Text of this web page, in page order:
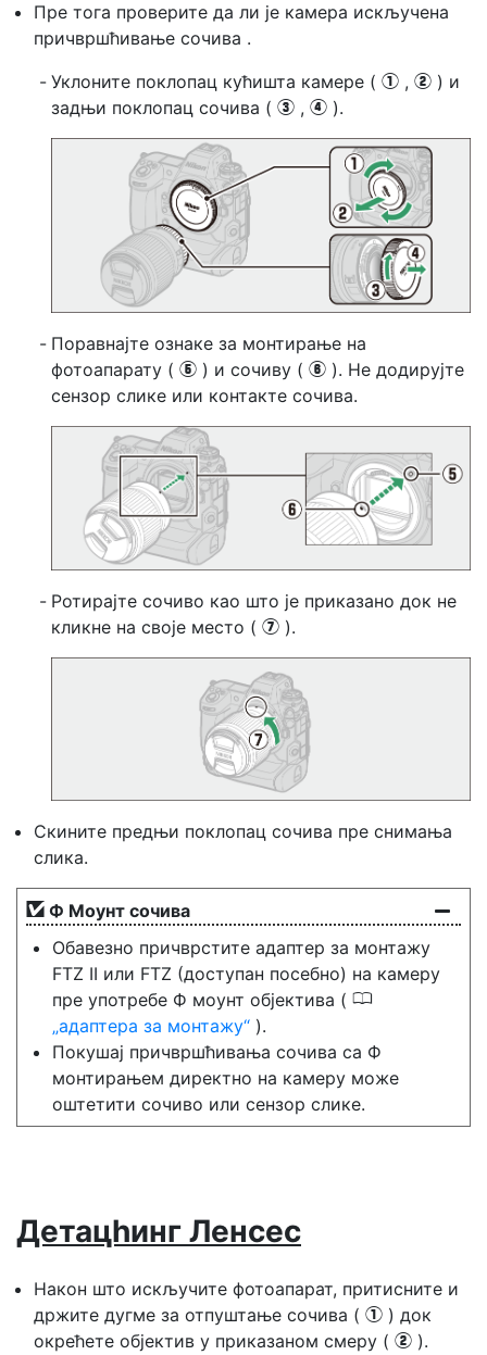
Пре тога проверите да ли је камера искључена
причвршћивање сочива .
Уклоните поклопац кућишта камере ( q , w ) и
задњи поклопац сочива ( e , r ).
Поравнајте ознаке за монтирање на
фотоапарату ( t ) и сочиву ( y ). Не додирујте
сензор слике или контакте сочива.
Ротирајте сочиво као што је приказано док не
кликне на своје место ( u ).
Скините предњи поклопац сочива пре снимања
слика.
Ф Моунт сочива
Обавезно причврстите адаптер за монтажу
FTZ II или FTZ (доступан посебно) на камеру
пре употребе Ф моунт објектива ( 0
адаптера за монтажу ).
Покушај причвршћивања сочива са Ф
монтирањем директно на камеру може
оштетити сочиво или сензор слике.
Детацһинг Ленсес
Након што искључите фотоапарат, притисните и
држите дугме за отпуштање сочива ( q ) док
окрећете објектив у приказаном смеру ( w ).